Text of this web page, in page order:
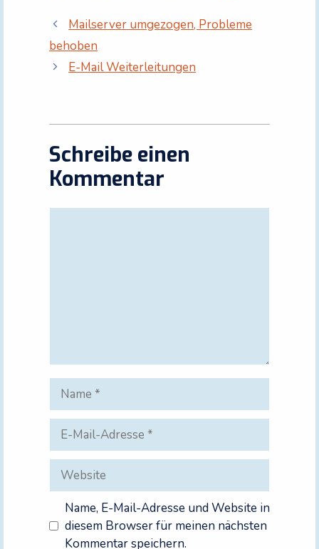
Mailserver umgezogen, Probleme
behoben
E-Mail Weiterleitungen
Schreibe einen
Kommentar
Name
Mail-
Adresse
Website
Name, E-Mail-Adresse und Website in
diesem Browser für meinen nächsten
Kommentar speichern.